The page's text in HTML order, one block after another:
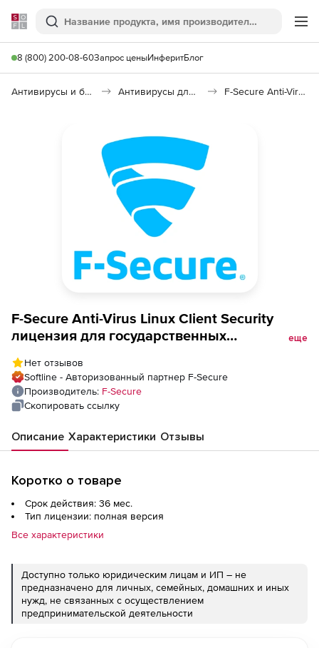
Softline
Поиск
8 (800) 200-08-60Запрос ценыИнферитБлог
Антивирусы и безопасность Антивирусы для организаций F-Secure Anti-Virus Linux Client Security
F-Secure Anti-Virus Linux Client Security
лицензия для государственных
лицензий
еще
Нет отзывов
Softline - Авторизованный партнер F-Secure
Производитель: F-Secure
Скопировать ссылку
Описание Характеристики Отзывы
Коротко о товаре
Срок действия: 36 мес.
Тип лицензии: полная версия
Все характеристики
Доступно только юридическим лицам и ИП – не
предназначено для личных, семейных, домашних и иных
нужд, не связанных с осуществлением
предпринимательской деятельности